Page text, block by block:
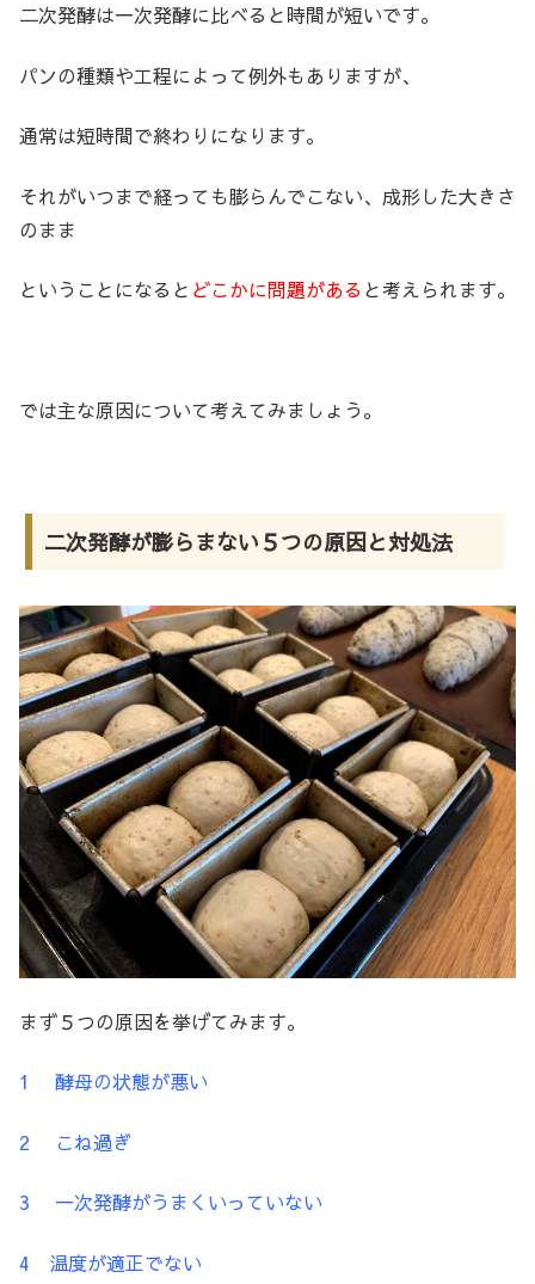
二次発酵は一次発酵に比べると時間が短いです。
パンの種類や工程によって例外もありますが、
通常は短時間で終わりになります。
それがいつまで経っても膨らんでこない、成形した大きさ
のまま
ということになると どこかに問題がある と考えられます。
では主な原因について考えてみましょう。
二次発酵が膨らまない５つの原因と対処法
まず５つの原因を挙げてみます。
1 酵母の状態が悪い
2 こね過ぎ
3 一次発酵がうまくいっていない
4 温度が適正でない